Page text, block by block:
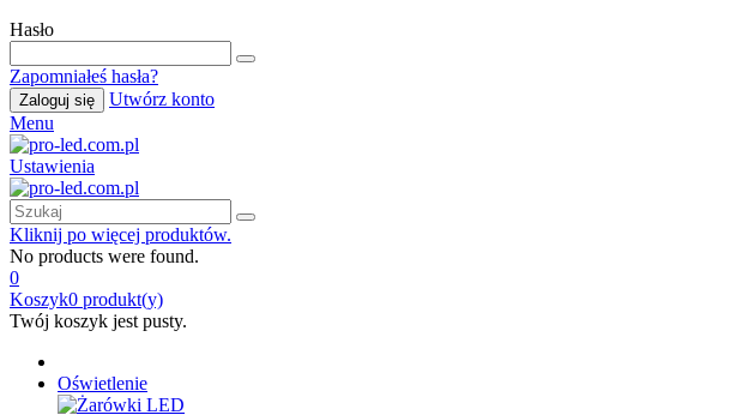
Hasło
Zapomniałeś hasła?
Zaloguj się
Utwórz konto
Menu
Ustawienia
Kliknij po więcej produktów.
No products were found.
0
Koszyk0 produkt(y)
Twój koszyk jest pusty.
Oświetlenie